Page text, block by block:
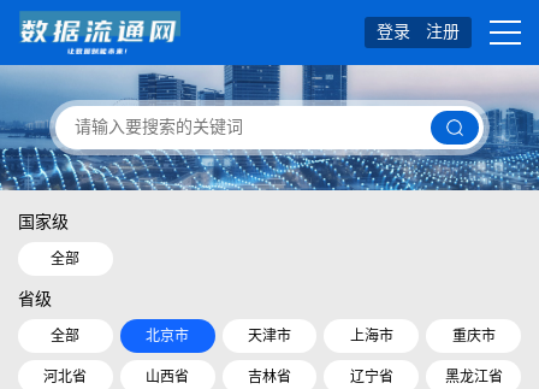
登录 注册
国家级
全部
省级
全部 北京市 天津市 上海市 重庆市
河北省 山西省 吉林省 辽宁省 黑龙江省